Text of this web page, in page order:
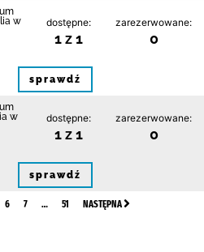
w
dostępne:
1 z 1
zarezerwowane:
0
sprawdź
w
dostępne:
1 z 1
zarezerwowane:
0
sprawdź
6 7 … 51 NASTĘPNA